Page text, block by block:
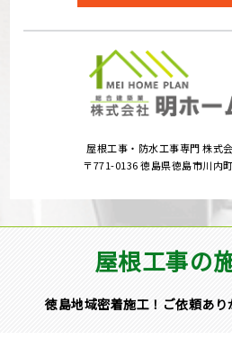
屋根工事・防水工事専門 株式
〒771-0136 徳島県徳島市川内
屋根工事の
徳島地域密着施工！ご依頼あり